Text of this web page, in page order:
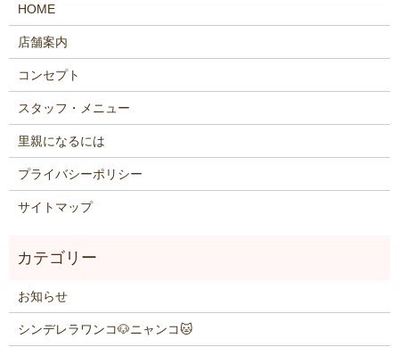
HOME
店舗案内
コンセプト
スタッフ・メニュー
里親になるには
プライバシーポリシー
サイトマップ
お知らせ
シンデレラワンコ🐶ニャンコ🐱